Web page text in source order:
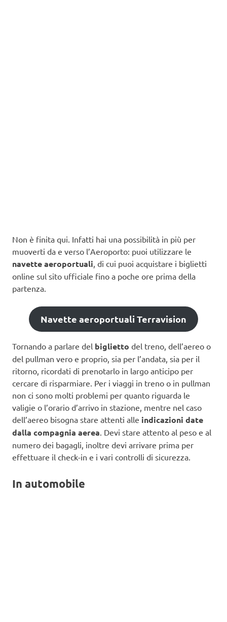
Non è finita qui. Infatti hai una possibilità in più per
muoverti da e verso l’Aeroporto: puoi utilizzare le
navette aeroportuali, di cui puoi acquistare i biglietti
online sul sito ufficiale fino a poche ore prima della
partenza.
Navette aeroportuali Terravision
Tornando a parlare del biglietto del treno, dell’aereo o
del pullman vero e proprio, sia per l’andata, sia per il
ritorno, ricordati di prenotarlo in largo anticipo per
cercare di risparmiare. Per i viaggi in treno o in pullman
non ci sono molti problemi per quanto riguarda le
valigie o l’orario d’arrivo in stazione, mentre nel caso
dell’aereo bisogna stare attenti alle indicazioni date
dalla compagnia aerea . Devi stare attento al peso e al
numero dei bagagli, inoltre devi arrivare prima per
effettuare il check-in e i vari controlli di sicurezza.
In automobile